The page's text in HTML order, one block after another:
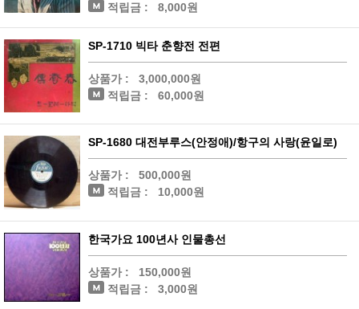
적립금 :
8,000원
SP-1710 빅타 춘향전 전편
상품가 :
3,000,000원
적립금 :
60,000원
SP-1680 대전부루스(안정애)/항구의 사랑(윤일로)
상품가 :
500,000원
적립금 :
10,000원
한국가요 100년사 인물총선
상품가 :
150,000원
적립금 :
3,000원